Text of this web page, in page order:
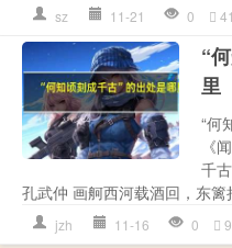
sz 11-21 0
“
里
“何
《
千
孔武仲 画舸西河载酒回，东
jzh 11-16 0